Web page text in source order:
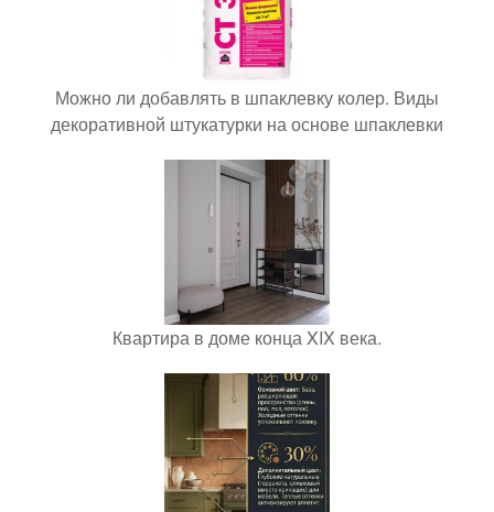
Можно ли добавлять в шпаклевку колер. Виды
декоративной штукатурки на основе шпаклевки
Квартира в доме конца XIX века.